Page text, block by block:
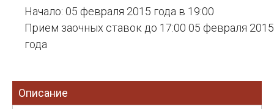
Начало: 05 февраля 2015 года в 19:00
Прием заочных ставок до 17:00 05 февраля 2015
года
Описание